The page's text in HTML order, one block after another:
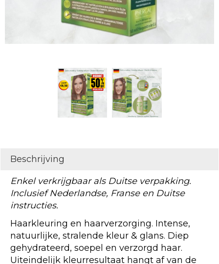
Beschrijving
Enkel verkrijgbaar als Duitse verpakking.
Inclusief Nederlandse, Franse en Duitse
instructies.
Haarkleuring en haarverzorging. Intense,
natuurlijke, stralende kleur & glans. Diep
gehydrateerd, soepel en verzorgd haar.
Uiteindelijk kleurresultaat hangt af van de